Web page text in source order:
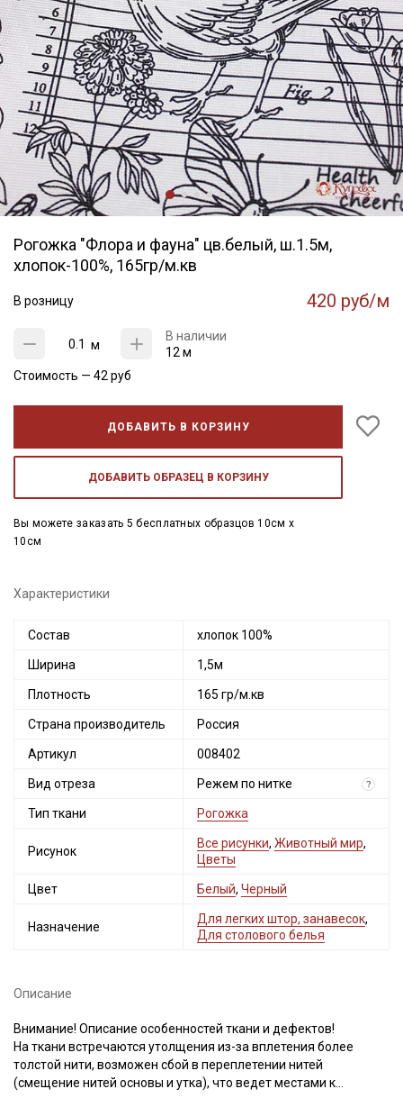
Рогожка "Флора и фауна" цв.белый, ш.1.5м,
хлопок-100%, 165гр/м.кв
В розницу 420 руб/м
м
В наличии
12 м
Стоимость — 42 руб
ДОБАВИТЬ В КОРЗИНУ
ДОБАВИТЬ ОБРАЗЕЦ В КОРЗИНУ
Вы можете заказать 5 бесплатных образцов 10см x
10см
Характеристики
Состав хлопок 100%
Ширина 1,5м
Плотность 165 гр/м.кв
Страна производитель Россия
Артикул 008402
Вид отреза Режем по нитке ?
Тип ткани Рогожка
Рисунок
Все рисунки, Животный мир,
Цветы
Цвет Белый, Черный
Назначение
Для легких штор, занавесок,
Для столового белья
Описание
Внимание! Описание особенностей ткани и дефектов!
На ткани встречаются утолщения из-за вплетения более
толстой нити, возможен сбой в переплетении нитей
(смещение нитей основы и утка), что ведет местами к